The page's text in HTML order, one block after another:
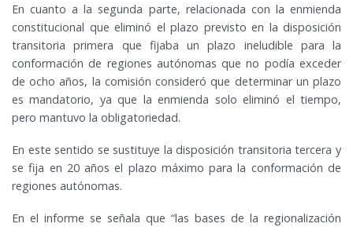
En cuanto a la segunda parte, relacionada con la enmienda
constitucional que eliminó el plazo previsto en la disposición
transitoria primera que fijaba un plazo ineludible para la
conformación de regiones autónomas que no podía exceder
de ocho años, la comisión consideró que determinar un plazo
es mandatorio, ya que la enmienda solo eliminó el tiempo,
pero mantuvo la obligatoriedad.
En este sentido se sustituye la disposición transitoria tercera y
se fija en 20 años el plazo máximo para la conformación de
regiones autónomas.
En el informe se señala que “las bases de la regionalización